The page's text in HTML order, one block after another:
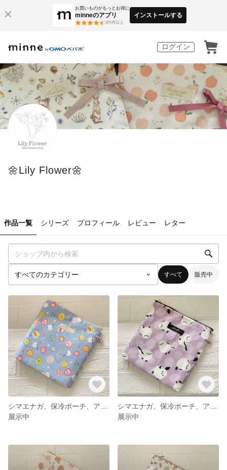
お買いものがもっとお得に
minneのアプリ
3万件以上
インストールする
ログイン
🌼Lily Flower🌼
作品一覧 シリーズ プロフィール レビュー レター
すべて 販売中
展示中
展示中